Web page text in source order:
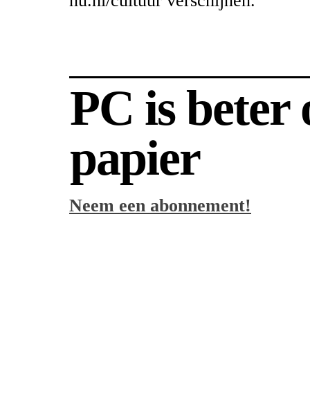
PC is beter
papier
Neem een abonnement!